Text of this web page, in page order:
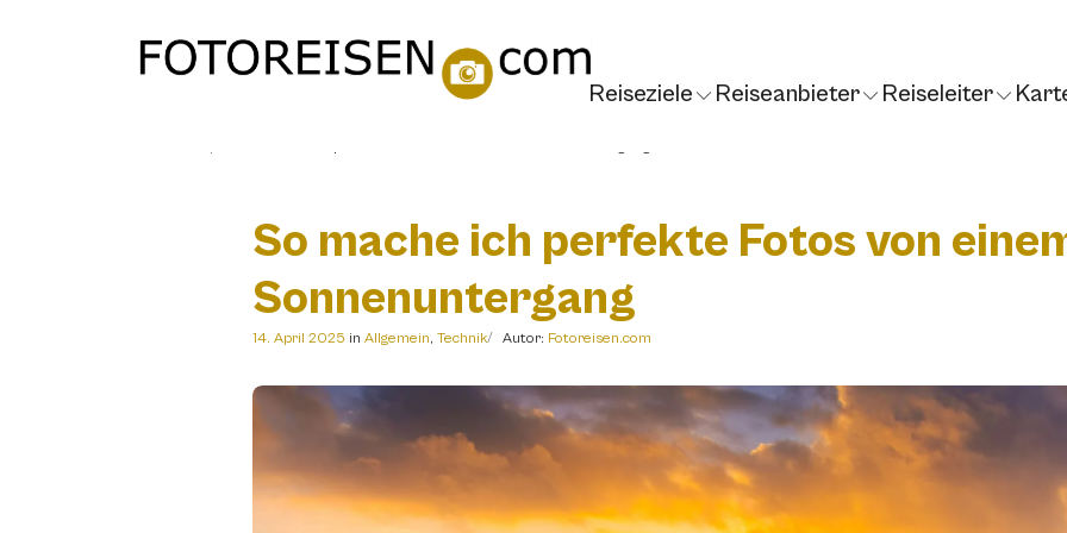
Reiseziele Reiseanbieter Reiseleiter
So mache ich perfekte Fotos von
Sonnenuntergang
14. April 2025 in Allgemein, Technik Autor: Fotoreisen.com